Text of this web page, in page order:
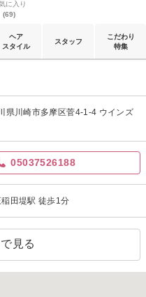
に入り
(69)
ヘア
スタイル
スタッフ
こだわり
特集
県川崎市多摩区菅4-1-4 ウインズ
05037526188
田堤駅 徒歩1分
見る